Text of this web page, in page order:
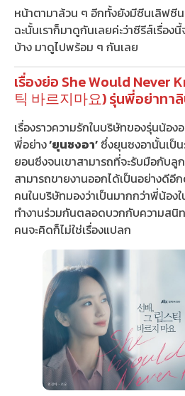
หน้าตามาล้วน ๆ อีกทั้งยังมีซีนเลิฟซี
ฉะนั้นเราก็มาดูกันเลยค่ะว่าซีรีส์เรื่อง
บ้าง มาดูไปพร้อม ๆ กันเลย
เรื่องย่อ She Would Never
틱 바르지마요) รุ่นพี่อย่าทา
เรื่องราวความรักในบริษัทของรุ่นน้อง
พี่อย่าง‘ยุนซงอา’ ซึ่งยุนซงอานั้นเป็
ยอนซึงจนเขาสามารถที่จะรับมือกับ
สามารถขายงานออกได้เป็นอย่างดีอี
คนในบริษัทมองว่าเป็นมากกว่าพี่น้อง
ทำงานร่วมกันตลอดบวกกับความสนิ
คนจะคิดก็ไม่ใช่เรื่องแปลก